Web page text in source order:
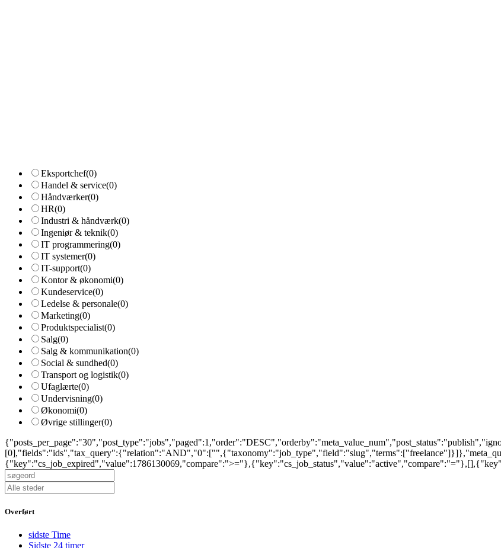
Eksportchef(0)
Handel & service(0)
Håndværker(0)
HR(0)
Industri & håndværk(0)
Ingeniør & teknik(0)
IT programmering(0)
IT systemer(0)
IT-support(0)
Kontor & økonomi(0)
Kundeservice(0)
Ledelse & personale(0)
Marketing(0)
Produktspecialist(0)
Salg(0)
Salg & kommunikation(0)
Social & sundhed(0)
Transport og logistik(0)
Ufaglærte(0)
Undervisning(0)
Økonomi(0)
Øvrige stillinger(0)
Overført
sidste Time
Sidste 24 timer